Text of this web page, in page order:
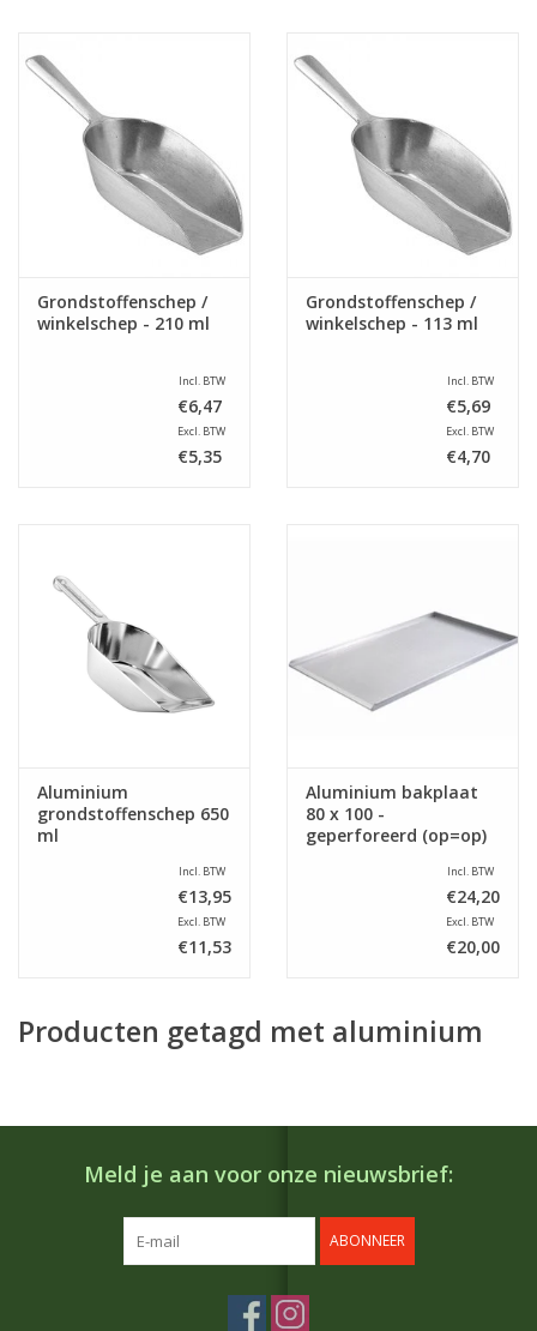
Grondstoffenschep /
winkelschep - 210 ml
Incl. BTW
€6,47
Excl. BTW
€5,35
Grondstoffenschep /
winkelschep - 113 ml
Incl. BTW
€5,69
Excl. BTW
€4,70
Aluminium
grondstoffenschep 650
ml
Incl. BTW
€13,95
Excl. BTW
€11,53
Aluminium bakplaat
80 x 100 -
geperforeerd (op=op)
Incl. BTW
€24,20
Excl. BTW
€20,00
Producten getagd met aluminium
Meld je aan voor onze nieuwsbrief:
ABONNEER